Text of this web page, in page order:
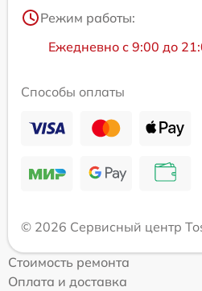
Режим работы:
Ежедневно с 9:00 до
Способы оплаты
© 2026 Сервисный центр
Стоимость ремонта
Оплата и доставка